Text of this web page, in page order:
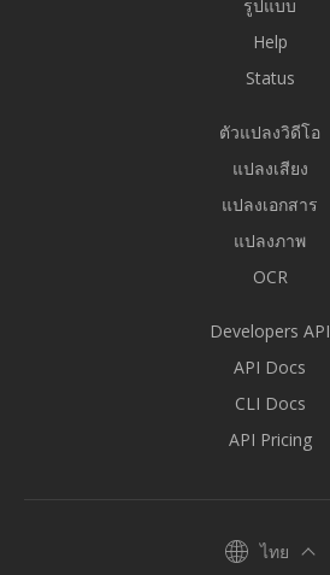
รูปแบบ
Help
Status
ตัวแปลงวิดีโอ
แปลงเสียง
แปลงเอกสาร
แปลงภาพ
OCR
Developers API
API Docs
CLI Docs
API Pricing
ไทย